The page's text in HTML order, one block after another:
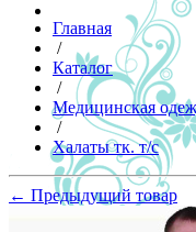
Главная
/
Каталог
/
Медицинская
/
Халаты тк. т/с
← Предыдущий товар